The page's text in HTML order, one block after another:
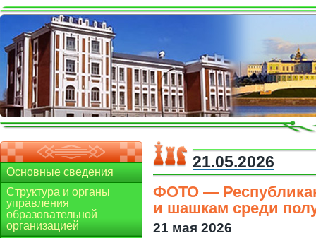
Основные сведения
Структура и органы
управления
образовательной
организацией
21.05.2026
ФОТО —
и шашкам среди
21 мая 2026